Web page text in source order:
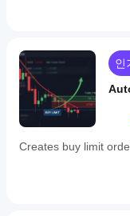
인
Creates buy limit